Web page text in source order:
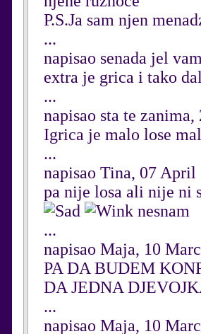
P.S.Ja sam njen
...
napisao senada jel
extra je grica i tako
...
napisao sta te
Igrica je malo lose
...
napisao Tina, 07 April
pa nije losa ali nije ni
nesnam
...
napisao Maja, 10
PA DA BUDEM
DA JEDNA
...
napisao Maja, 10